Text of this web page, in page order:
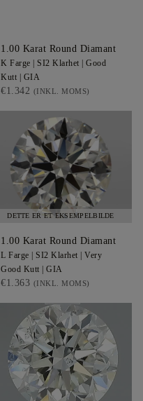
1.00 Karat Round Diamant
K Farge | SI2 Klarhet | Good
Kutt | GIA
€1.342 (INKL. MOMS)
DETTE ER ET EKSEMPELBILDE
1.00 Karat Round Diamant
L Farge | SI2 Klarhet | Very
Good Kutt | GIA
€1.363 (INKL. MOMS)